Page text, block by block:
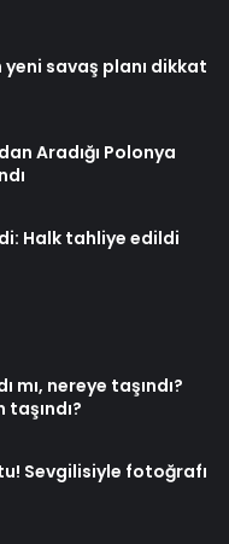
yeni savaş planı dikkat
Aradığı Polonya
Halk tahliye edildi
mı, nereye taşındı?
taşındı?
Sevgilisiyle fotoğrafı